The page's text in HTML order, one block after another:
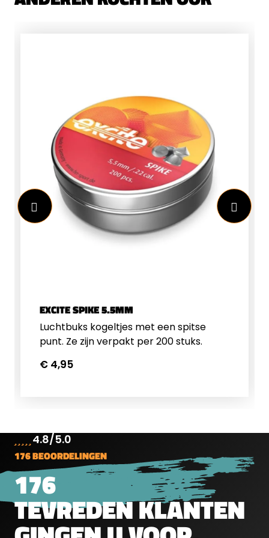
EXCITE SPIKE 5.5MM
Luchtbuks kogeltjes met een spitse
punt. Ze zijn verpakt per 200 stuks.
€ 4,95
4.8/5.0
176 BEOORDELINGEN
176
TEVREDEN KLANTEN